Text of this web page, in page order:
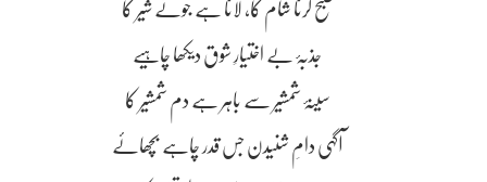
صبح کرنا شام کا، لانا ہے جوئے شیر کا
جذبۂ بے اختیارِ شوق دیکھا چاہیے
سینۂ شمشیر سے باہر ہے دم شمشیر کا
آگہی دامِ شنیدن جس قدر چاہے بچھائے